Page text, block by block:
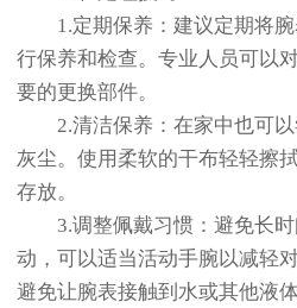
1.定期保养：建议定期将腕
行保养和检查。专业人员可以
要的更换部件。
2.清洁保养：在家中也可以
灰尘。使用柔软的干布轻轻擦
存放。
3.调整佩戴习惯：避免长时
动，可以适当活动手腕以减轻
避免让腕表接触到水或其他液体